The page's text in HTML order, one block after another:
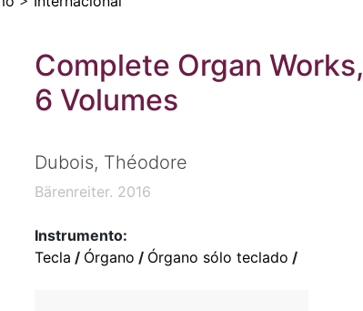
Complete Organ Works,
6 Volumes
Dubois, Théodore
Bärenreiter. 2016
Instrumento:
Tecla / Órgano / Órgano sólo teclado /